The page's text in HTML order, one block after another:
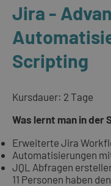
Jira -
Scripting
Kursdauer: 2 Tage
Was lernt man in der
Erweiterte Jira
Automatisierungen
JQL Abfragen
11 Personen haben